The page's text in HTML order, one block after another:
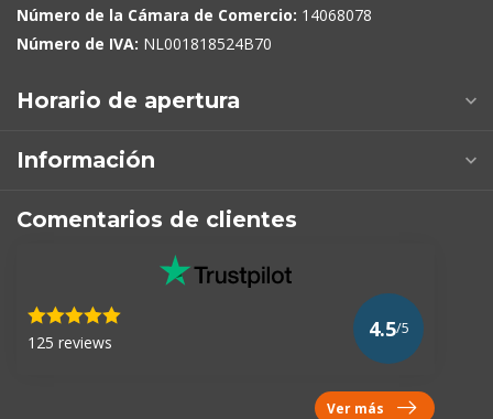
Número de la Cámara de Comercio: 14068078
Número de IVA: NL001818524B70
Horario de apertura
Información
Comentarios de clientes
125 reviews
4.5/5
Ver más